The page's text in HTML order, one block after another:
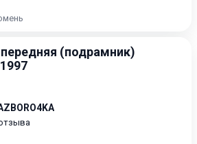
(подрамник)